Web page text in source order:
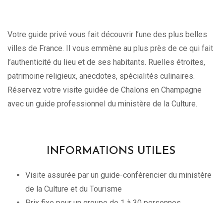
Votre guide privé vous fait découvrir l’une des plus belles
villes de France. Il vous emmène au plus près de ce qui fait
l’authenticité du lieu et de ses habitants. Ruelles étroites,
patrimoine religieux, anecdotes, spécialités culinaires.
Réservez votre visite guidée de Chalons en Champagne
avec un guide professionnel du ministère de la Culture.
INFORMATIONS UTILES
Visite assurée par un guide-conférencier du ministère
de la Culture et du Tourisme